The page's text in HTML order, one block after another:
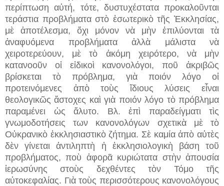
περίπτωση αὐτή, τότε, δυστυχέστατα προκαλοῦνται
τεράστια προβλήματα στὸ ἐσωτερικὸ τῆς Ἐκκλησίας,
μὲ ἀποτέλεσμα, ὄχι μόνον νὰ μὴν ἐπιλύονται τὰ
ἀναφυόμενα προβλήματα ἀλλὰ μάλιστα νὰ
χειροτερεύουν, μὲ τὸ ἀκόμη χειρότερο, νὰ μὴν
κατανοοῦν οἱ εἰδικοὶ κανονολόγοι, ποῦ ἀκριβῶς
βρίσκεται τὸ πρόβλημα, γιὰ ποιόν λόγο οἱ
προτεινόμενες ἀπὸ τοὺς ἴδιους λύσεις εἶναι
θεολογικῶς ἄστοχες καὶ γιὰ ποιόν λόγο τὸ πρόβλημα
παραμένει ὡς ἄλυτο. Βλ. ἐπὶ παραδείγματι τὶς
γνωμοδοτήσεις των κανονολόγων σχετικὰ μὲ τὸ
Οὐκρανικὸ ἐκκλησιαστικὸ ζήτημα. Σὲ καμία ἀπὸ αὐτὲς
δὲν γίνεται ἀντιληπτὴ ἡ ἐκκλησιολογικὴ βάση τοῦ
προβλήματος, ποὺ ἀφορᾶ κυριώτατα στὴν ἀπουσία
ἱερωσύνης στοὺς δεχθέντες τὸν Τόμο τῆς
αὐτοκεφαλίας. Γιὰ τοὺς περισσότερους κανονολόγους